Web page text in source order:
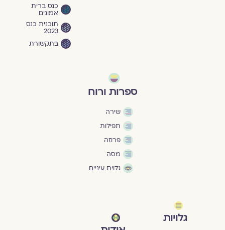
כנס ברית
אמונים
תוכנית כנס
2023
בתקשורת
ספרות ורוח
שירה
תפילות
פרוזה
מסה
גלוית עיניים
גלויות